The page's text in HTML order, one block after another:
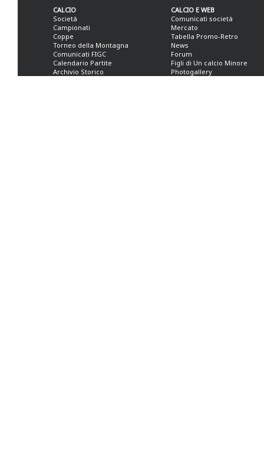
CALCIO
Società
Campionati
Coppe
Torneo della Montagna
Comunicati FIGC
Calendario Partite
Archivio Storico
CALCIO E WEB
Comunicati società
Mercato
Tabella Promo-Retro
News
Forum
Figli di Un calcio Minore
Photogallery